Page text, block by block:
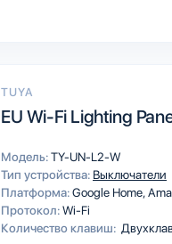
TUYA
EU Wi-Fi Lighting
Модель:TY-UN-L2-W
Тип устройства: Выключатели
Платформа:Google Home
Протокол:Wi-Fi
Количество клавиш: